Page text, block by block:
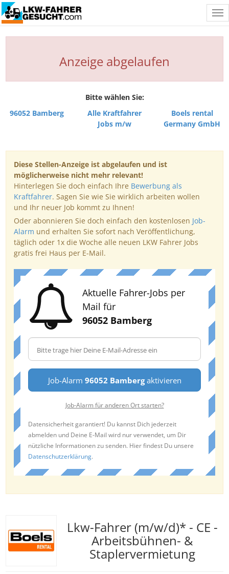
Anzeige abgelaufen
Bitte wählen Sie:
96052 Bamberg
Alle Kraftfahrer
Jobs m/w
Boels rental
Germany GmbH
Diese Stellen-Anzeige ist abgelaufen und ist
möglicherweise nicht mehr relevant!
Hinterlegen Sie doch einfach Ihre Bewerbung als
Kraftfahrer. Sagen Sie wie Sie wirklich arbeiten wollen
und Ihr neuer Job kommt zu Ihnen!
Oder abonnieren Sie doch einfach den kostenlosen Job-
Alarm und erhalten Sie sofort nach Veröffentlichung,
täglich oder 1x die Woche alle neuen LKW Fahrer Jobs
gratis frei Haus per E-Mail.
Aktuelle Fahrer-Jobs per
Mail für
96052 Bamberg
Job-Alarm 96052 Bambergaktivieren
Job-Alarm für anderen Ort starten?
Datensicherheit garantiert! Du kannst Dich jederzeit
abmelden und Deine E-Mail wird nur verwendet, um Dir
nützliche Informationen zu senden. Hier findest Du unsere
Datenschutzerklärung.
Lkw-Fahrer (m/w/d)* - CE -
Arbeitsbühnen- &
Staplervermietung